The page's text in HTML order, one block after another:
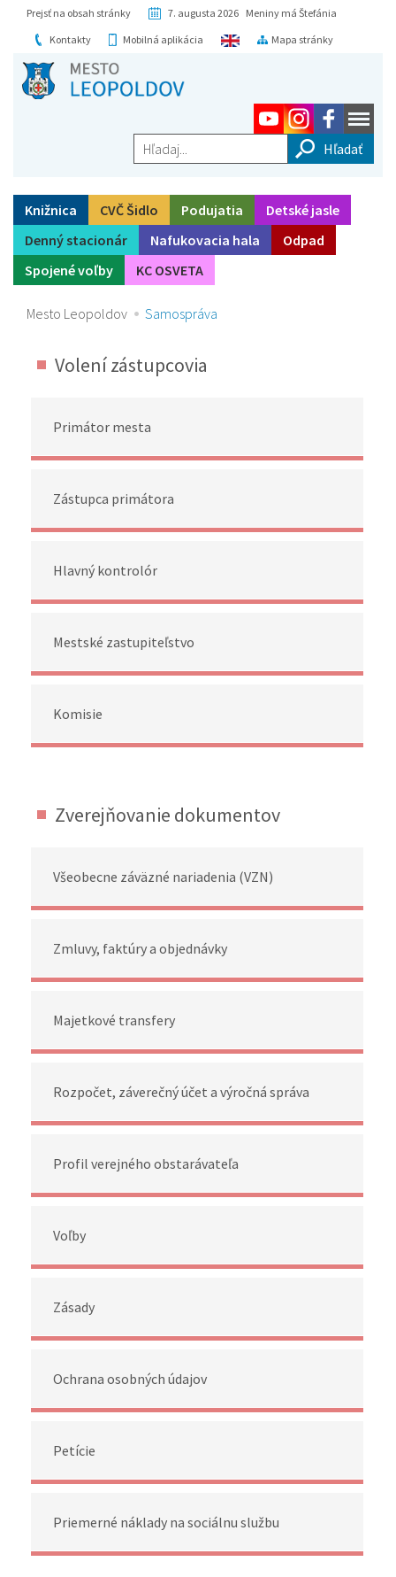
Prejsť na obsah stránky
7. augusta 2026 Meniny má Štefánia
Kontakty
Mobilná aplikácia Mapa stránky
Hľadaj...
Knižnica CVČ Šidlo Podujatia
Detské jasle
Denný stacionár
Nafukovacia hala
Odpad
Spojené voľby
KC OSVETA
Mesto Leopoldov Samospráva
Volení zástupcovia
Primátor mesta
Zástupca primátora
Hlavný kontrolór
Mestské zastupiteľstvo
Komisie
Zverejňovanie dokumentov
Všeobecne záväzné nariadenia (VZN)
Zmluvy, faktúry a objednávky
Majetkové transfery
Rozpočet, záverečný účet a výročná správa
Profil verejného obstarávateľa
Voľby
Zásady
Ochrana osobných údajov
Petície
Priemerné náklady na sociálnu službu